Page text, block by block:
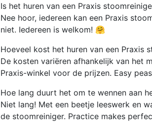
Is het huren van een Praxis
Nee hoor, iedereen kan een Praxis
niet. Iedereen is welkom! 🤗
Hoeveel kost het huren van een Praxis
De kosten variëren afhankelijk van het
Praxis-winkel voor de prijzen. Easy
Hoe lang duurt het om te wennen aan
Niet lang! Met een beetje leeswerk en
de stoomreiniger. Practice makes